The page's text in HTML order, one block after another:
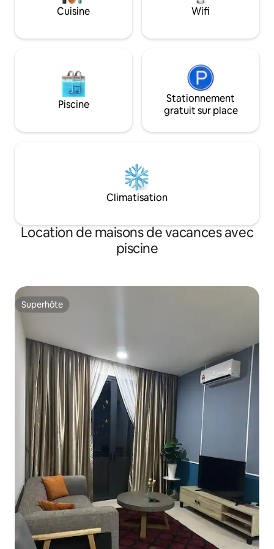
Dyson,
articles de
Cuisine Wifi
Piscine
Stationnement
gratuit sur place
Climatisation
Location de maisons de vacances avec
piscine
Superhôte
Superhôte